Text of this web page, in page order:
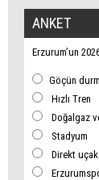
ANKET
Erzurum’un
Göçün
Hızlı Tren
Doğalgaz
Stadyum
Direkt uçak